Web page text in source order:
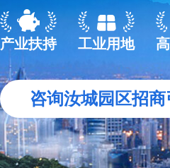
产业扶持 工业用地
咨询汝城园区招